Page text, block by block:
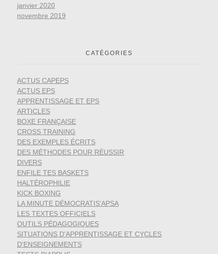
janvier 2020
novembre 2019
CATÉGORIES
ACTUS CAPEPS
ACTUS EPS
APPRENTISSAGE ET EPS
ARTICLES
BOXE FRANÇAISE
CROSS TRAINING
DES EXEMPLES ÉCRITS
DES MÉTHODES POUR RÉUSSIR
DIVERS
ENFILE TES BASKETS
HALTÉROPHILIE
KICK BOXING
LA MINUTE DÉMOCRATIS'APSA
LES TEXTES OFFICIELS
OUTILS PÉDAGOGIQUES
SITUATIONS D'APPRENTISSAGE ET CYCLES
D'ENSEIGNEMENTS